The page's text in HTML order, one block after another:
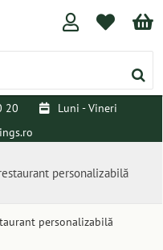
20
Luni - Vineri
personalizabilă
personalizabilă